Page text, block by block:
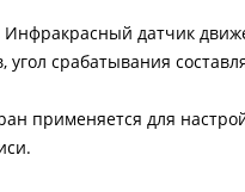
Инфракрасный датчик
срабатывания
применяется для